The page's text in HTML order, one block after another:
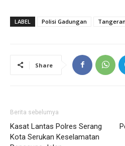
LABEL Polisi Gadungan
Share
Berita sebelumya
Kasat Lantas Polres Serang
Kota Serukan Keselamatan